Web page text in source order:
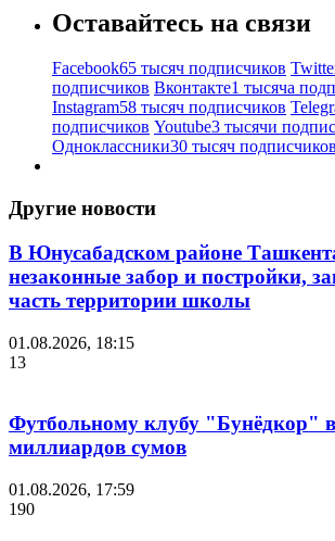
Оставайтесь на связи
Facebook65 тысяч подписчиков
подписчиков Вконтакте1 тысяча
Instagram58 тысяч подписчиков
подписчиков Youtube3 тысячи
Одноклассники30 тысяч подписчиков
Другие новости
В Юнусабадском районе
незаконные забор и постройки,
часть территории школы
01.08.2026, 18:15
13
Футбольному клубу "Бунёдкор"
миллиардов сумов
01.08.2026, 17:59
190